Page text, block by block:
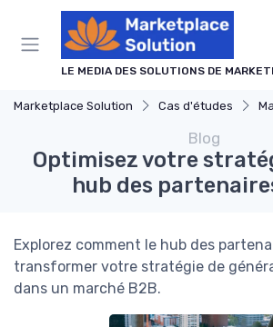
LE MEDIA DES SOLUTIONS DE
Marketplace Solution Cas d'études
Blog
Optimisez votre
hub des
Explorez comment le hub des
transformer votre stratégie de
dans un marché B2B.
Panneau de gestion des cookies